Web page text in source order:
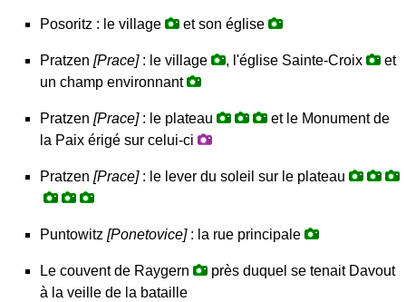
Posoritz : le village et son église
Pratzen [Prace]: le village , l'église Sainte-Croix
et
un champ environnant
Pratzen [Prace]: le plateau
et le Monument de
la Paix érigé sur celui-ci
Pratzen [Prace]: le lever du soleil sur le plateau
Puntowitz [Ponetovice]: la rue principale
Le couvent de Raygern
près duquel se tenait Davout
à la veille de la bataille